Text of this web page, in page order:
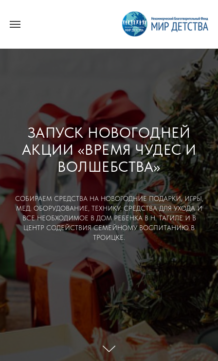
ЗАПУСК НОВОГОДНЕЙ
АКЦИИ «ВРЕМЯ ЧУДЕС И
ВОЛШЕБСТВА»
СОБИРАЕМ СРЕДСТВА НА НОВОГОДНИЕ ПОДАРКИ, ИГРЫ,
МЕД. ОБОРУДОВАНИЕ, ТЕХНИКУ, СРЕДСТВА ДЛЯ УХОДА И
ВСЕ НЕОБХОДИМОЕ В ДОМ РЕБЕНКА В Н. ТАГИЛЕ И В
ЦЕНТР СОДЕЙСТВИЯ СЕМЕЙНОМУ ВОСПИТАНИЮ В
ТРОИЦКЕ.